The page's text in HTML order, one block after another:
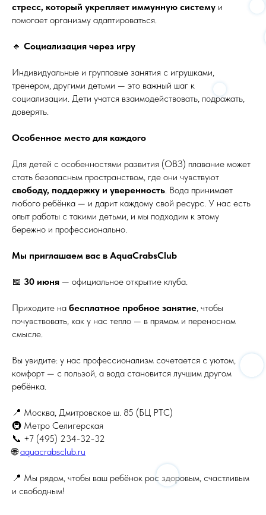
стресс, который укрепляет иммунную систему и
помогает организму адаптироваться.
🔹 Социализация через игру
Индивидуальные и групповые занятия с игрушками,
тренером, другими детьми — это важный шаг к
социализации. Дети учатся взаимодействовать, подражать,
доверять.
Особенное место для каждого
Для детей с особенностями развития (ОВЗ) плавание может
стать безопасным пространством, где они чувствуют
свободу, поддержку и уверенность. Вода принимает
любого ребёнка — и дарит каждому свой ресурс. У нас есть
опыт работы с такими детьми, и мы подходим к этому
бережно и профессионально.
Мы приглашаем вас в AquaCrabsClub
📅 30 июня — официальное открытие клуба.
Приходите на бесплатное пробное занятие, чтобы
почувствовать, как у нас тепло — в прямом и переносном
смысле.
Вы увидите: у нас профессионализм сочетается с уютом,
комфорт — с пользой, а вода становится лучшим другом
ребёнка.
📍 Москва, Дмитровское ш. 85 (БЦ РТС)
🚇 Метро Селигерская
📞 +7 (495) 234-32-32
🌐aquacrabsclub.ru
📍 Мы рядом, чтобы ваш ребёнок рос здоровым, счастливым
и свободным!